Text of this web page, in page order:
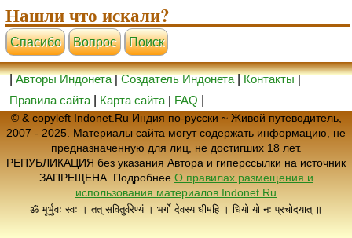
Нашли что искали?
Cпасибо Вопрос Поиск
|Авторы Индонета|Создатель Индонета|Контакты|
Правила сайта
Карта сайта | FAQ
© & copyleft Indonet.Ru Индия по-русски ~ Живой путеводитель,
2007 - 2025. Материалы сайта могут содержать информацию, не
предназначенную для лиц, не достигших 18 лет.
РЕПУБЛИКАЦИЯ без указания Автора и гиперссылки на источник
ЗАПРЕЩЕНА. Подробнее О правилах размещения и
использования материалов Indonet.Ru
ॐ भूर्भुवः स्वः । तत् सवितुर्वरेण्यं । भर्गो देवस्य धीमहि । धियो यो नः प्रचोदयात् ॥